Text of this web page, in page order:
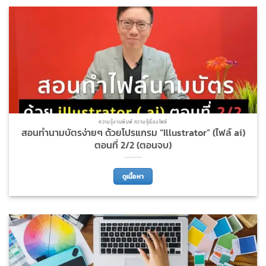
ความรู้งานพิมพ์ ความรู้เรื่องไฟล์
สอนทำนามบัตรง่ายๆ ด้วยโปรแกรม “Illustrator” (ไฟล์ ai)
ตอนที่ 2/2 (ตอนจบ)
ดูเนื้อหา